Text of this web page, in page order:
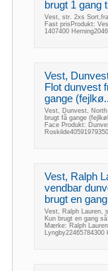
brugt 1 gang
Vest, str. 2xs
Fast prisProdukt:
1407400
Vest,
Flot dunvest
gange (fejlkø..
Vest, Dunvest,
brugt få gange
Face Produkt:
Vest, Ralph
vendbar
brugt en
Vest, Ralph Lauren,
Kun brugt en gang
Mærke: Ralph
Lyngby22465784300